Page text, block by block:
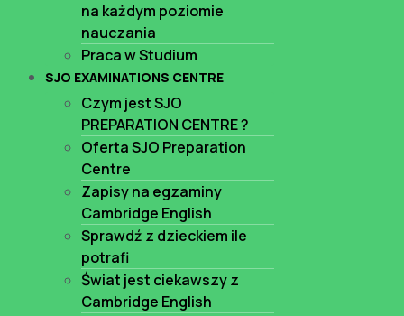
na każdym poziomie
nauczania
Praca w Studium
SJO EXAMINATIONS CENTRE
Czym jest SJO
PREPARATION CENTRE ?
Oferta SJO Preparation
Centre
Zapisy na egzaminy
Cambridge English
Sprawdź z dzieckiem ile
potrafi
Świat jest ciekawszy z
Cambridge English